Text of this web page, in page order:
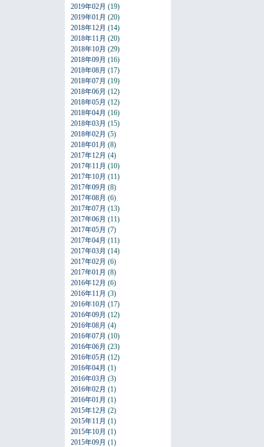
2019年02月 (19)
2019年01月 (20)
2018年12月 (14)
2018年11月 (20)
2018年10月 (29)
2018年09月 (16)
2018年08月 (17)
2018年07月 (19)
2018年06月 (12)
2018年05月 (12)
2018年04月 (16)
2018年03月 (15)
2018年02月 (5)
2018年01月 (8)
2017年12月 (4)
2017年11月 (10)
2017年10月 (11)
2017年09月 (8)
2017年08月 (6)
2017年07月 (13)
2017年06月 (11)
2017年05月 (7)
2017年04月 (11)
2017年03月 (14)
2017年02月 (6)
2017年01月 (8)
2016年12月 (6)
2016年11月 (3)
2016年10月 (17)
2016年09月 (12)
2016年08月 (4)
2016年07月 (10)
2016年06月 (23)
2016年05月 (12)
2016年04月 (1)
2016年03月 (3)
2016年02月 (1)
2016年01月 (1)
2015年12月 (2)
2015年11月 (1)
2015年10月 (1)
2015年09月 (1)